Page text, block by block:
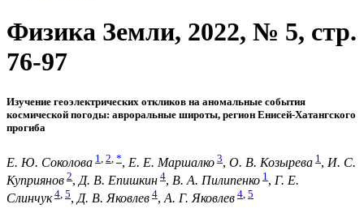
Физика Земли, 2022, № 5, стр.
76-97
Изучение геоэлектрических откликов на аномальные события
космической погоды: авроральные широты, регион Енисей-Хатангского
прогиба
Е. Ю. Соколова 1 2 *, Е. Е. Маршалко 3, О. В. Козырева 1 , И. С.
Куприянов 2,Д. В. Епишкин 4, В. А. Пилипенко 1, Г. Е.
Слинчук 4, 5,Д. В. Яковлев 4,А. Г. Яковлев 4, 5